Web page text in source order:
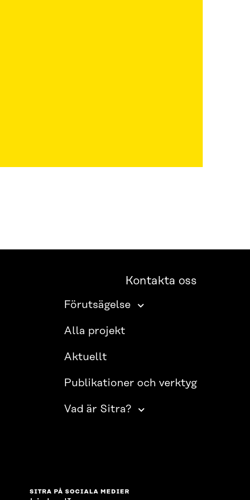
Kontakta oss
Förutsägelse
Alla projekt
Aktuellt
Publikationer och verktyg
Vad är Sitra?
SITRA PÅ SOCIALA MEDIER